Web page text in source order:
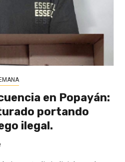
en Popayán:
portando
ilegal.